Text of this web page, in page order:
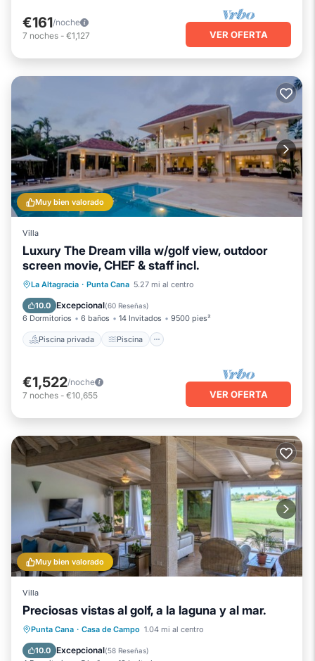
€161/noche
7 noches - €1,127 VER OFERTA
Muy bien valorado
Villa
Luxury The Dream villa w/golf view, outdoor
screen movie, CHEF & staff incl.
La Altagracia · Punta Cana 5.27 mi al centro
10.0 Excepcional(60 Reseñas)
6 Dormitorios 6 baños 14 Invitados 9500 pies²
Piscina privada Piscina
Piscina privada
Piscina
Vista al mar
Balcón/Terraza
€1,522/noche
7 noches - €10,655 VER OFERTA
Muy bien valorado
Villa
Preciosas vistas al golf, a la laguna y al mar.
Punta Cana · Casa de Campo 1.04 mi al centro
10.0 Excepcional(58 Reseñas)
Piscina privada
Frente al mar
Piscina
Vista al mar